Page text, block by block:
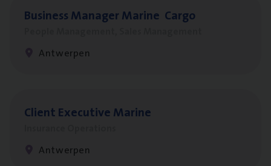
Busi­ness Mana­ger Mari­ne Cargo
Antwerpen
Client Exe­cu­ti­ve Marine
Antwerpen